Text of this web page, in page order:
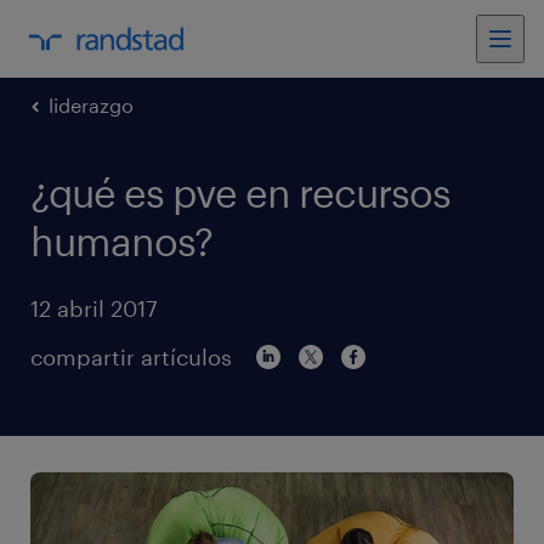
liderazgo
¿qué es pve en recursos
humanos?
12 abril 2017
compartir artículos